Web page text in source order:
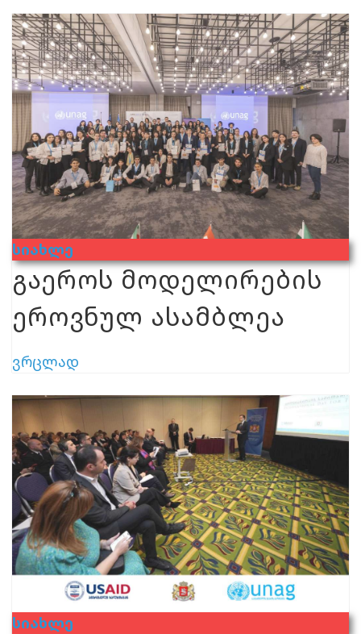
Სიახლე
გაეროს მოდელირების
ეროვნულ ასამბლეა
ვრცლად
Სიახლე